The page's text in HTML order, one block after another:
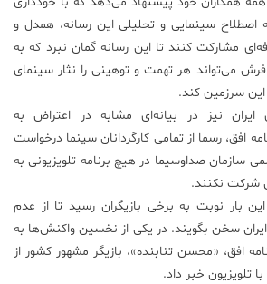
اصطلاح سینمایی و تحلیلی این رسانه، همدل و
مشارکت کنند تا این رسانه گمان نبرد که به
می‌تواند هر تهمت و توهینی را نثار سینمای
سرزمین کند.
ایران نیز در بیانه‌ای مشابه در اعتراض به
افق، رسما از تمامی کارگردانان سینما درخواست
سازمان صداوسیما در هیچ برنامه تلویزیونی به
شرکت نکنند.
بار نوبت به برخی بازیگران رسید تا از عدم
سخن بگویند. در یکی از نخسین واکنش‌ها به
افق، «محسن تنابنده»، بازیگر مشهور کشور از
تلویزیون خبر داد.